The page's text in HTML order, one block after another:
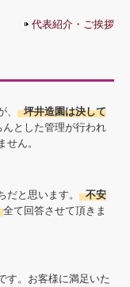
代表紹介・ご挨拶
坪井造園は決して
んとした管理が行われ
ん。
と思います。
不安
全て回答させて頂きま
す。お客様に満足いた